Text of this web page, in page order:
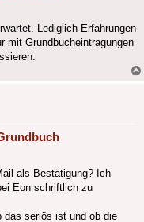
Lediglich Erfahrungen
mit Grundbucheintragungen
als Bestätigung? Ich
Eon schriftlich zu
das seriös ist und ob die